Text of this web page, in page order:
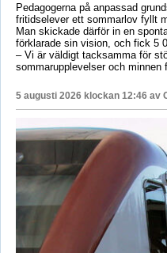
Pedagogerna på anpassad
fritidselever ett sommarlov fyllt
Man skickade därför in en
förklarade sin vision, och fick 5
– Vi är väldigt tacksamma för
sommarupplevelser och minnen
5 augusti 2026 klockan 12:46 av